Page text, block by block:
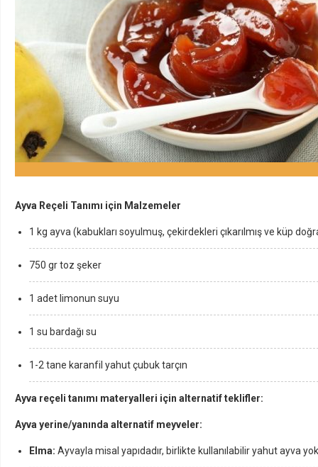
Ayva Reçeli Tanımı için Malzemeler
1 kg ayva (kabukları soyulmuş, çekirdekleri çıkarılmış ve küp
750 gr toz şeker
1 adet limonun suyu
1 su bardağı su
1-2 tane karanfil yahut çubuk tarçın
Ayva reçeli tanımı materyalleri için alternatif teklifler:
Ayva yerine/yanında alternatif meyveler:
Elma: Ayvayla misal yapıdadır, birlikte kullanılabilir yahut ayva